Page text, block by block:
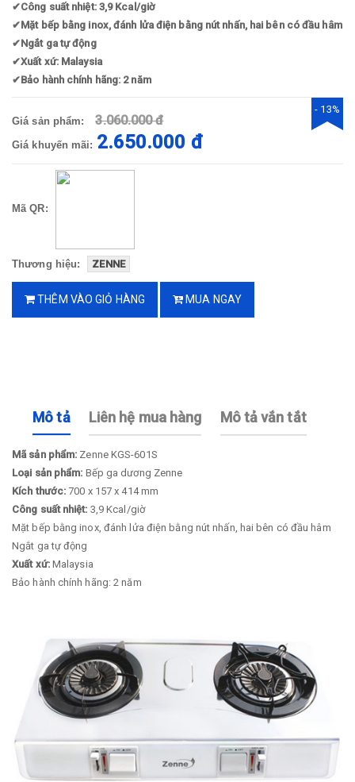
✔Công suất nhiệt: 3,9 Kcal/giờ
✔Mặt bếp bằng inox, đánh lửa điện bằng nút nhấn, hai bên có đầu hâm
✔Ngắt ga tự động
✔Xuất xứ: Malaysia
✔Bảo hành chính hãng: 2 năm
Giá sản phẩm: 3.060.000 đ
Giá khuyến mãi: 2.650.000 đ
- 13%
Mã QR:
Thương hiệu: ZENNE
THÊM VÀO GIỎ HÀNG MUA NGAY
Mô tả Liên hệ mua hàng Mô tả vắn tắt
Mã sản phẩm: Zenne KGS-601S
Loại sản phẩm: Bếp ga dương Zenne
Kích thước:700 x 157 x 414 mm
Công suất nhiệt: 3,9 Kcal/giờ
Mặt bếp bằng inox, đánh lửa điện bằng nút nhấn, hai bên có đầu hâm
Ngắt ga tự động
Xuất xứ: Malaysia
Bảo hành chính hãng: 2 năm